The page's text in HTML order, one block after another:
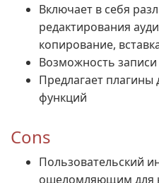
Включает в себя
редактирования
копирование,
Возможность
Предлагает
функций
Cons
Пользовательский
ошеломляющим для